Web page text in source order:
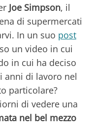
Joe Simpson, il
di supermercati
In un suo post
un video in cui
in cui ha deciso
anni di lavoro nel
particolare?
di vedere una
nel bel mezzo